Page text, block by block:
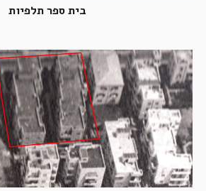
בית ספר תלפיות